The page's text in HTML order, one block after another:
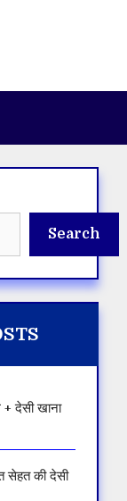
Search
खाना
सेहत की देसी